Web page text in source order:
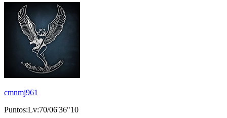
cmnmj961
Puntos:Lv:70/06'36"10